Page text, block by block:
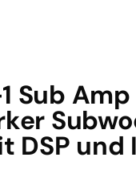
Sub
DSP und